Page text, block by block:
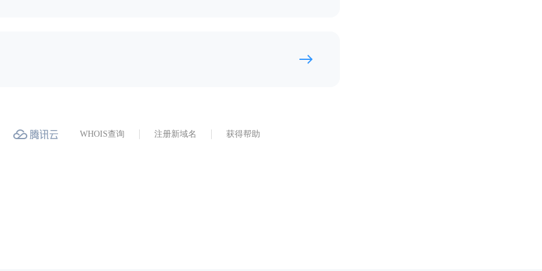
WHOIS查询 注册新域名 获得帮助